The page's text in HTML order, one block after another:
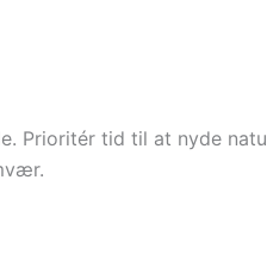
Prioritér tid til at nyde